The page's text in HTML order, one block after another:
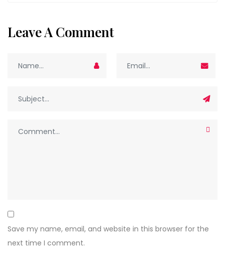
Leave A Comment
Save my name, email, and website in this browser for the
next time I comment.